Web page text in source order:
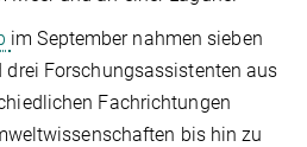
im September nahmen sieben
drei Forschungsassistenten aus
Fachrichtungen
bis hin zu